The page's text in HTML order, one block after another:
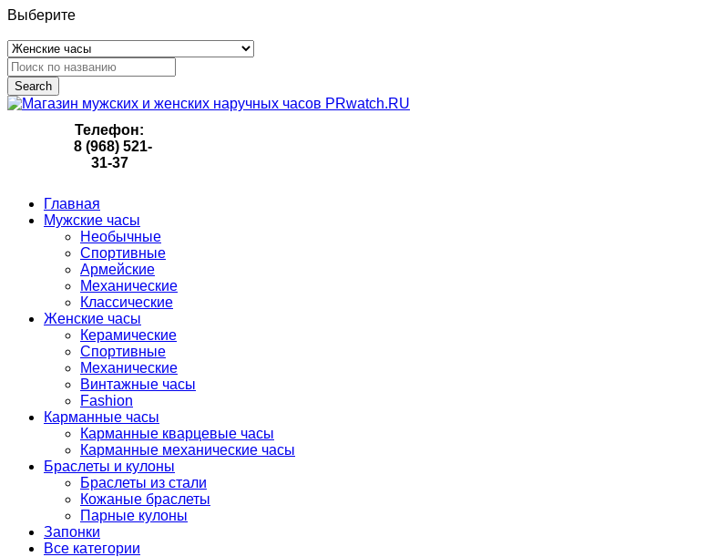
Выберите
Search
Телефон:
8 (968) 521-
31-37
Главная
Мужские часы
Необычные
Спортивные
Армейские
Механические
Классические
Женские часы
Керамические
Спортивные
Механические
Винтажные часы
Fashion
Карманные часы
Карманные кварцевые часы
Карманные механические часы
Браслеты и кулоны
Браслеты из стали
Кожаные браслеты
Парные кулоны
Запонки
Все категории